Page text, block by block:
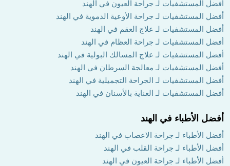
أفضل المستشفيات لـ جراحة العيون في الهند
أفضل المستشفيات لـ جراحة الأوعية الدموية في الهند
أفضل المستشفيات لـ علاج العقم في الهند
أفضل المستشفيات لـ جراحة العظام في الهند
أفضل المستشفيات لـ علاج المسالك البولية في الهند
أفضل المستشفيات لـ معالجة السرطان في الهند
أفضل المستشفيات لـ الجراحة التجميلية في الهند
أفضل المستشفيات لـ العناية بالأسنان في الهند
أفضل الأطباء في الهند
أفضل الأطباء لـ جراحة الاعصاب في الهند
أفضل الأطباء لـ جراحة القلب في الهند
أفضل الأطباء لـ جراحة العيون في الهند